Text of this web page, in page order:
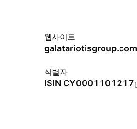
웹사이트
galatariotisgroup.com
식별자
ISIN CY0001101217